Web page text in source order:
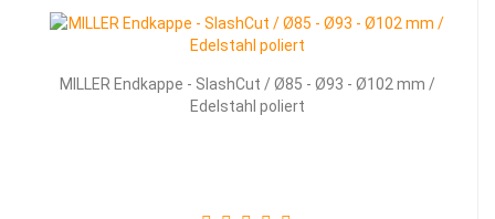
MILLER Endkappe - SlashCut / Ø85 - Ø93 - Ø102 mm /
Edelstahl poliert